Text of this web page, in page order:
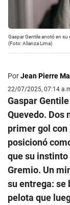
Gaspar Gentile anotó en su
(Foto: Alianza Lima)
PorJean Pierre
22/07/2025, 07:14
Gaspar
Quevedo. Dos
primer gol
posicionó
que su
Gremio. Un
su entrega: se
pelota que